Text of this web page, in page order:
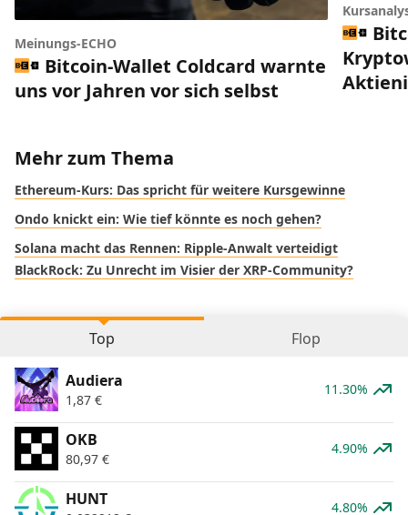
Meinungs-ECHO
Bitcoin-Wallet Coldcard warnte
uns vor Jahren vor sich selbst
Mehr zum Thema
Ethereum-Kurs: Das spricht für weitere Kursgewinne
Ondo knickt ein: Wie tief könnte es noch gehen?
Solana macht das Rennen: Ripple-Anwalt verteidigt
BlackRock: Zu Unrecht im Visier der XRP-Community?
Top Flop
Audiera
1,87 €
11.30%
OKB
80,97 €
4.90%
HUNT 4.80%